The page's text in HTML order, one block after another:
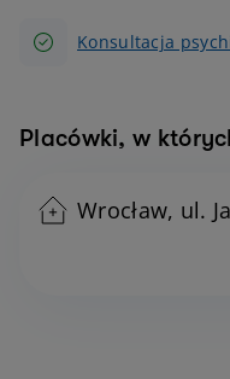
Konsultacja
Placówki, w
Wrocław, ul.